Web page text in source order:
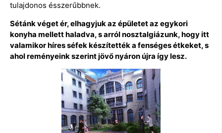
tulajdonos ésszerűbbnek.
Sétánk véget ér, elhagyjuk az épületet az egykori
konyha mellett haladva, s arról nosztalgiázunk, hogy itt
valamikor híres séfek készítették a fenséges étkeket, s
ahol reményeink szerint jövő nyáron újra így lesz.